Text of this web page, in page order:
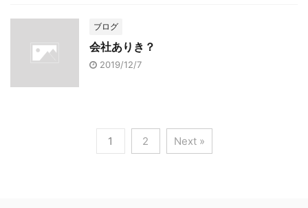
ブログ
会社ありき？
2019/12/7
1 2 Next »